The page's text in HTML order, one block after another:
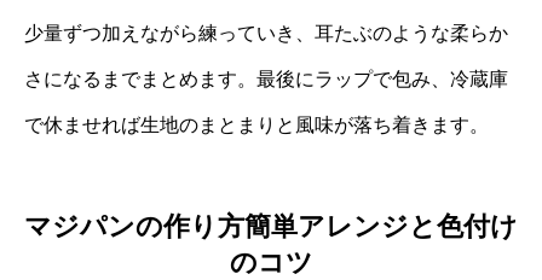
少量ずつ加えながら練っていき、耳たぶのような柔らか
さになるまでまとめます。最後にラップで包み、冷蔵庫
で休ませれば生地のまとまりと風味が落ち着きます。
マジパンの作り方簡単アレンジと色付け
のコツ